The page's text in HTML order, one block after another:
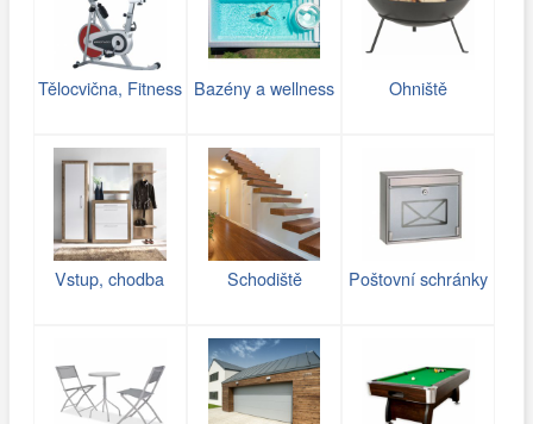
Tělocvična, Fitness Bazény a wellness Ohniště
Vstup, chodba Schodiště Poštovní schránky